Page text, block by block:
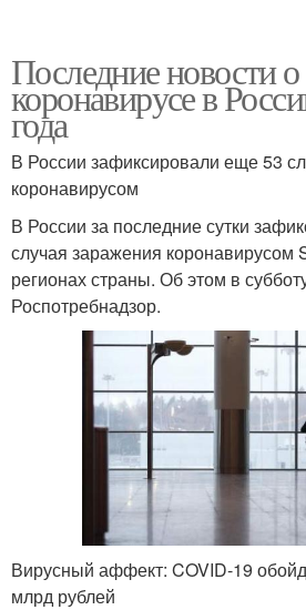
Последние новости о
коронавирусе в
года
В России зафиксировали еще 53
коронавирусом
В России за последние сутки
случая заражения коронавирусом
регионах страны. Об этом в
Роспотребнадзор.
Вирусный аффект: COVID-19
млрд рублей